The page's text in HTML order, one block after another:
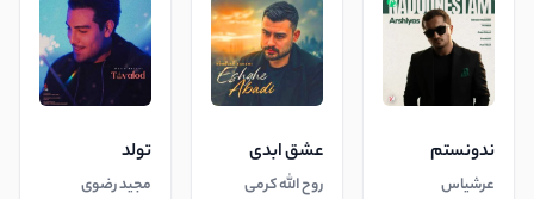
ندونستم
عرشیاس
عشق ابدی
روح الله کرمی
تولد
مجید رضوی